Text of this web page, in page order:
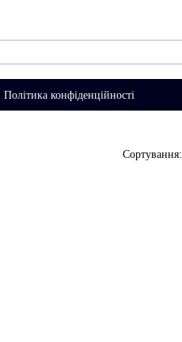
Політика конфіденційності
Сортування: